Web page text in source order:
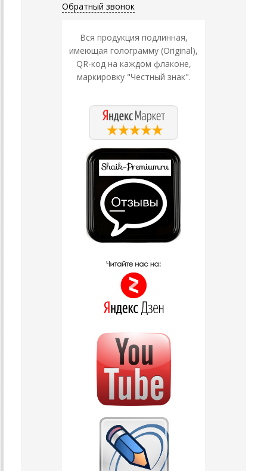
Обратный звонок
Вся продукция подлинная,
имеющая голограмму (Original),
QR-код на каждом флаконе,
маркировку "Честный знак".